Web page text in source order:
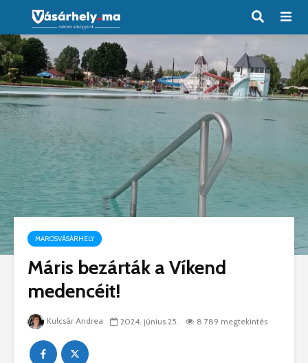
MAROSVÁSÁRHELY
Máris bezárták a Víkend
medencéit!
Kulcsár Andrea 2024. június 25. 8 789 megtekintés